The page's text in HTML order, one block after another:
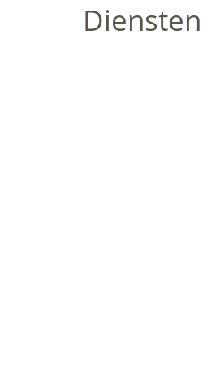
Diensten